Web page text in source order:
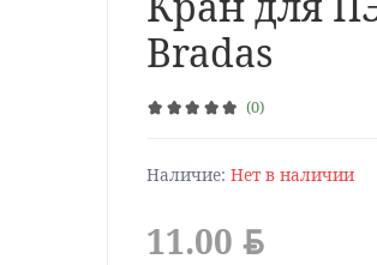
(0)
Bradas
11.00 BYN
Наличие: Нет в наличии